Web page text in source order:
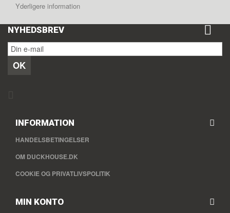
Yderligere information
NYHEDSBREV
OK
INFORMATION
HANDELSBETINGELSER
OM DUCKHOUSE.DK
COOKIE OG PRIVATLIVSPOLITIK
MIN KONTO